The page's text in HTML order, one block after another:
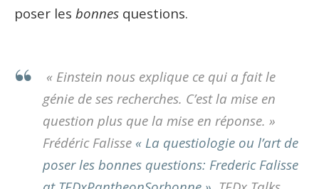
poser les bonnes questions.
« Einstein nous explique ce qui a fait le
génie de ses recherches. C’est la mise en
question plus que la mise en réponse. »
Frédéric Falisse « La questiologie ou l’art de
poser les bonnes questions: Frederic Falisse